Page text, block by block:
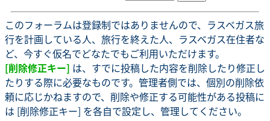
このフォーラムは登録制ではありませんので、ラスベガス旅
行を計画している人、旅行を終えた人、ラスベガス在住者な
ど、今すぐ仮名でどなたでもご利用いただけます。
[削除修正キー] は、すでに投稿した内容を削除したり修正し
たりする際に必要なものです。管理者側では、個別の削除依
頼に応じかねますので、削除や修正する可能性がある投稿に
は [削除修正キー] を各自で設定し、管理してください。